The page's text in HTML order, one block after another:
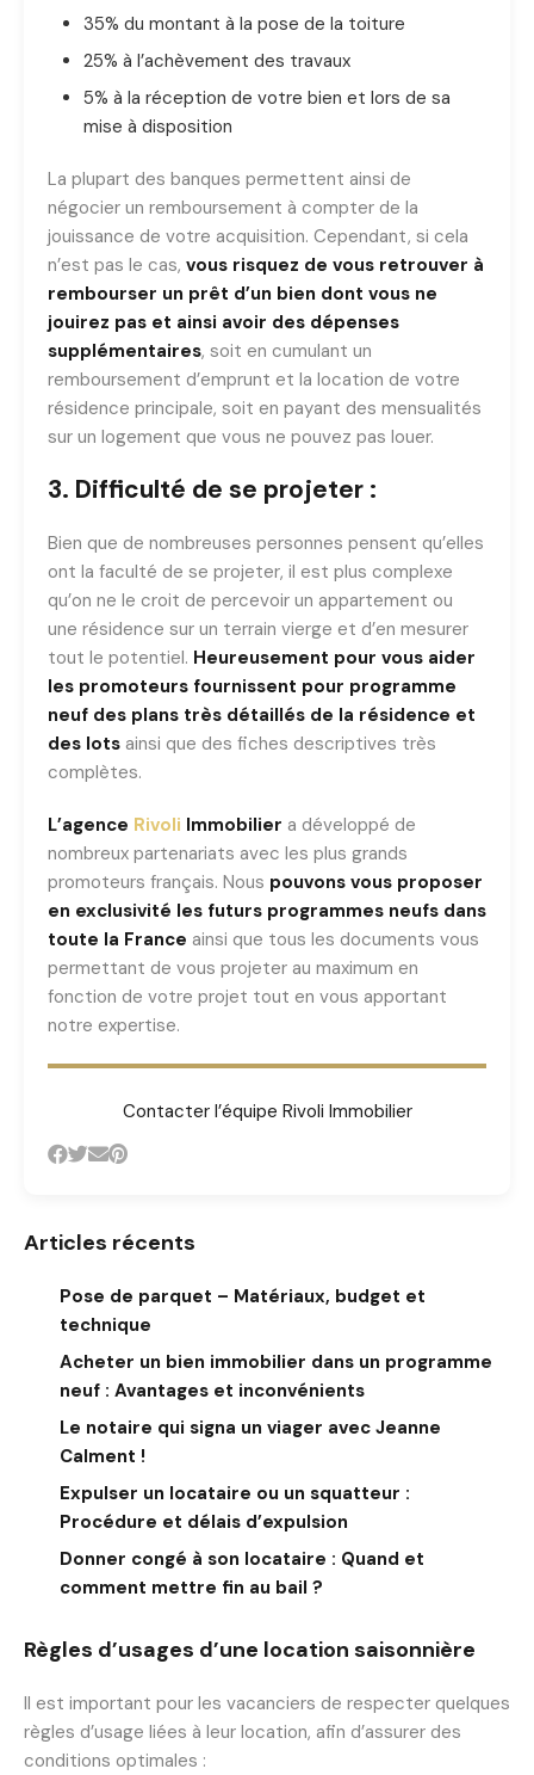
35% du montant à la pose de la toiture
25% à l’achèvement des travaux
5% à la réception de votre bien et lors de sa
mise à disposition
La plupart des banques permettent ainsi de
négocier un remboursement à compter de la
jouissance de votre acquisition. Cependant, si cela
n’est pas le cas, vous risquez de vous retrouver à
rembourser un prêt d’un bien dont vous ne
jouirez pas et ainsi avoir des dépenses
supplémentaires, soit en cumulant un
remboursement d’emprunt et la location de votre
résidence principale, soit en payant des mensualités
sur un logement que vous ne pouvez pas louer.
3. Difficulté de se projeter :
Bien que de nombreuses personnes pensent qu’elles
ont la faculté de se projeter, il est plus complexe
qu’on ne le croit de percevoir un appartement ou
une résidence sur un terrain vierge et d’en mesurer
tout le potentiel. Heureusement pour vous aider
les promoteurs fournissent pour programme
neuf des plans très détaillés de la résidence et
des lots ainsi que des fiches descriptives très
complètes.
L’agence Rivoli Immobilier a développé de
nombreux partenariats avec les plus grands
promoteurs français. Nous pouvons vous proposer
en exclusivité les futurs programmes neufs dans
toute la France ainsi que tous les documents vous
permettant de vous projeter au maximum en
fonction de votre projet tout en vous apportant
notre expertise.
Contacter l’équipe Rivoli Immobilier
Articles récents
Pose de parquet – Matériaux, budget et
technique
Acheter un bien immobilier dans un programme
neuf : Avantages et inconvénients
Le notaire qui signa un viager avec Jeanne
Calment !
Expulser un locataire ou un squatteur :
Procédure et délais d’expulsion
Donner congé à son locataire : Quand et
comment mettre fin au bail ?
Règles d’usages d’une location saisonnière
Il est important pour les vacanciers de respecter quelques
règles d’usage liées à leur location, afin d’assurer des
conditions optimales :